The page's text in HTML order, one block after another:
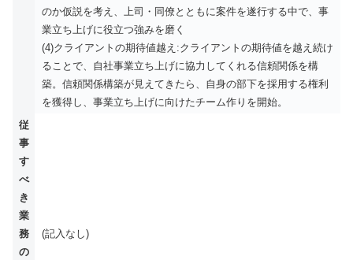
のか仮説を考え、上司・同僚とともに案件を遂行する中で、事
業立ち上げに役立つ強みを磨く
(4)クライアントの期待値越え:クライアントの期待値を越え続け
ることで、自社事業立ち上げに協力してくれる信頼関係を構
築。信頼関係構築が見えてきたら、自身の部下を採用する権利
を獲得し、事業立ち上げに向けたチーム作りを開始。
従
事
す
べ
き
業
務
の
(記入なし)